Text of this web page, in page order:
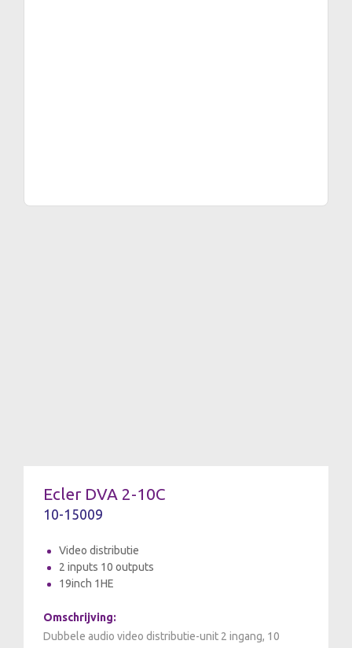
Ecler DVA 2-10C
10-15009
Video distributie
2 inputs 10 outputs
19inch 1HE
Omschrijving:
Dubbele audio video distributie-unit 2 ingang, 10